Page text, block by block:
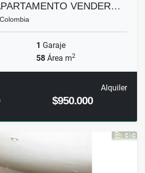
VENDER…
1 Garaje
58 Área m2
Alquiler
$950.000